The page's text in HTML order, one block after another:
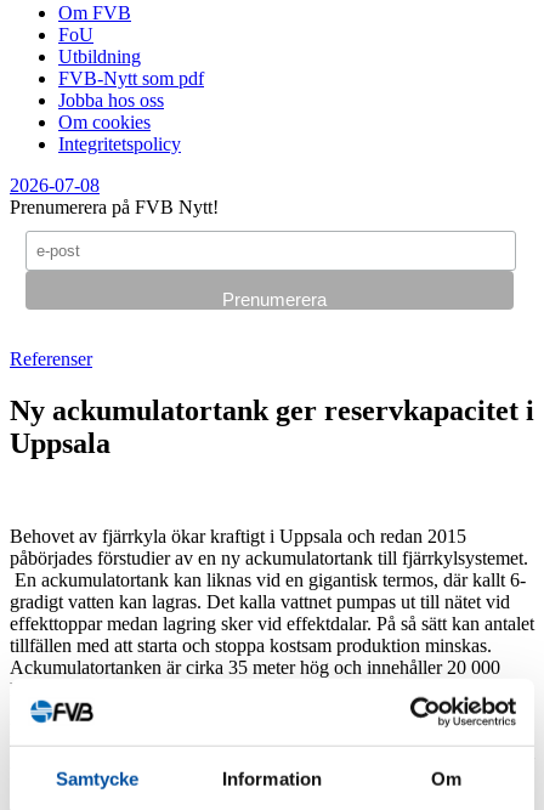
Samtycke Information Om
Om FVB
FoU
Utbildning
FVB-Nytt som pdf
Jobba hos oss
Om cookies
Integritetspolicy
2026-07-08
Prenumerera på FVB Nytt!
Referenser
Ny ackumulatortank ger reservkapacitet i
Uppsala
Behovet av fjärrkyla ökar kraftigt i Uppsala och redan 2015
påbörjades förstudier av en ny ackumulatortank till fjärrkylsystemet.
En ackumulatortank kan liknas vid en gigantisk termos, där kallt 6-
gradigt vatten kan lagras. Det kalla vattnet pumpas ut till nätet vid
effekttoppar medan lagring sker vid effektdalar. På så sätt kan antalet
tillfällen med att starta och stoppa kostsam produktion minskas.
Ackumulatortanken är cirka 35 meter hög och innehåller 20 000
kubikmeter vatten.
En helt ny ackumulatortank för fjärrkyla kopplas samman med den
befintliga, samtidigt som kylproduktionen hålls igång hos Vattenfall i
Uppsala.